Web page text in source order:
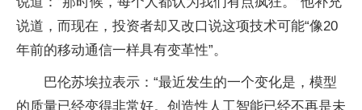
说道，而现在，投资者却又改口说这项技术可能“像20
年前的移动通信一样具有变革性”。
巴伦苏埃拉表示：“最近发生的一个变化是，模型
的质量已经变得非常好。创造性人工智能已经不再是未